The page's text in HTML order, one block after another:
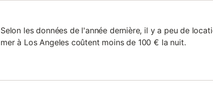
Selon les données de l'année dernière, il y a peu de
mer à Los Angeles coûtent moins de 100 € la nuit.